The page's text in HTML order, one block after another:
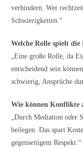
verhindern. Wer
Schwierigkeiten.“
Welche Rolle spielt die
„Eine große Rolle, da
entscheidend sein
schwierig, Ansprüche
Wie können Konflikte
„Durch Mediation oder
beilegen. Das spart
gegenseitigem Respekt.“